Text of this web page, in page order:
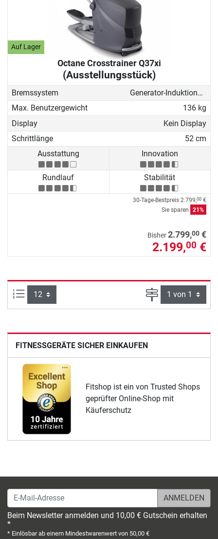
Auf Lager
Octane Crosstrainer Q37xi
(Ausstellungsstück)
Bremssystem
Generator-Induktionsbremse
Max. Benutzergewicht
136 kg
Display
Kein Display
Schrittlänge
52 cm
Ausstattung
Innovation
Rundlauf Stabilität
30-Tage-Bestpreis 2.799,00 €
Sie sparen
21%
Bisher2.799,00 €
2.199,00 €
Artikel pro Seite: Seite
FITNESSGERÄTE SICHER EINKAUFEN
Fitshop ist ein von Trusted Shops
geprüfter Online-Shop mit
Käuferschutz
E-Mail-Adresse
Beim Newsletter anmelden und 10,00 € Gutschein erhalten
*
* Einlösbar ab einem Mindestwarenwert von 50,00 €